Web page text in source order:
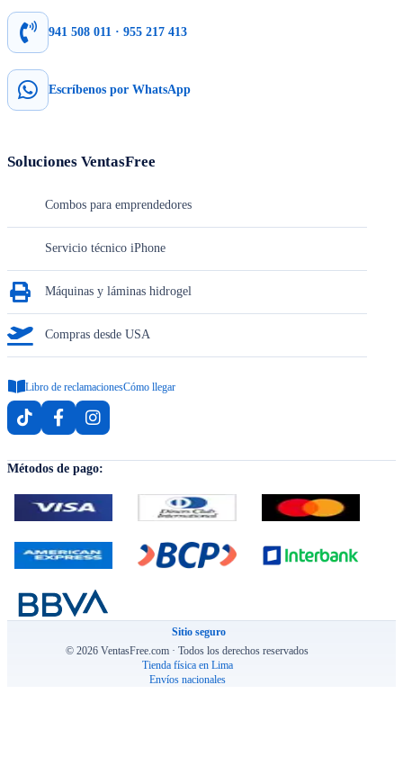
941 508 011 · 955 217 413
Escríbenos por WhatsApp
Soluciones VentasFree
Combos para emprendedores
Servicio técnico iPhone
Máquinas y láminas hidrogel
Compras desde USA
Libro de reclamacionesCómo llegar
Métodos de pago:
Sitio seguro
© 2026 VentasFree.com · Todos los derechos reservados
Tienda física en Lima
Envíos nacionales